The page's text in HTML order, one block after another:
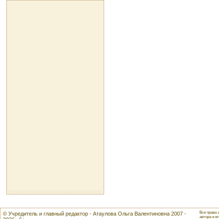
© Учредитель и главный редактор - Атаулова Ольга Валентиновна 2007 -
Все права
автора и